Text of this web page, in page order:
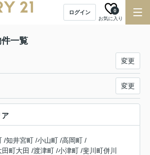
ログイン
お気に入り
0
一覧
変更
変更
ア
/知井宮町 /小山町 /高岡町 /
田町大田 /渡津町 /小津町 /斐川町併川